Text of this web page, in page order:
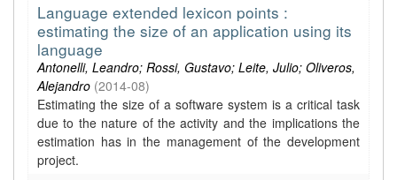
Language extended lexicon points :
estimating the size of an application using its
language
Antonelli, Leandro; Rossi, Gustavo; Leite, Julio; Oliveros,
Alejandro (2014-08)
Estimating the size of a software system is a critical task
due to the nature of the activity and the implications the
estimation has in the management of the development
project.